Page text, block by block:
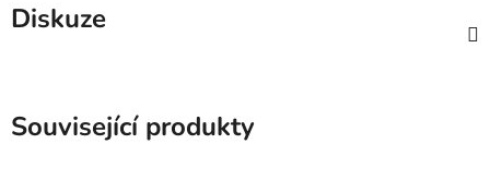
Diskuze
Související produkty